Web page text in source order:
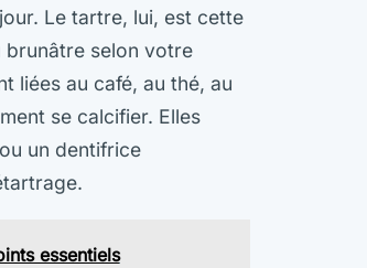
Le tartre, lui, est cette
brunâtre selon votre
liées au café, au thé, au
se calcifier. Elles
un dentifrice
essentiels